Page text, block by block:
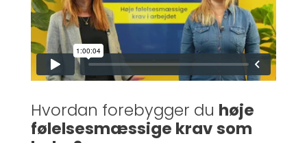
Hvordan forebygger du høje
følelsesmæssige kravsom